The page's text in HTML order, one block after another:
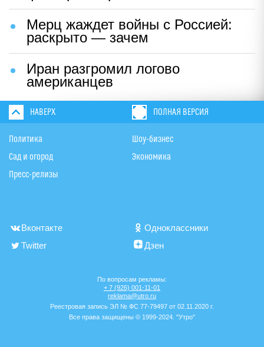
Мерц жаждет войны с Россией:
раскрыто — зачем
Иран разгромил логово
американцев
НАВЕРХ ПОЛНАЯ ВЕРСИЯ
Политика
Сад и огород
Пресс-релизы
Шоу-бизнес
Экономика
Вконтакте
Одноклассники
Twitter
Дзен
По вопросам рекламы:
+ 7 (926) 001-11-01
reklama@utro.ru
Реестровая запись ЭЛ № ФС 77-79497 от 02.11.2020 г.
Все права защищены © 1999-2024. "Утро"